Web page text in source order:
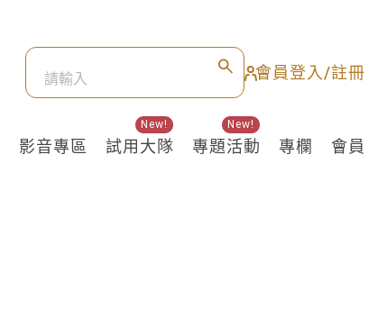
會員登入/註冊
影音專區 試用大隊
New!
專題活動
New!
專欄 會員